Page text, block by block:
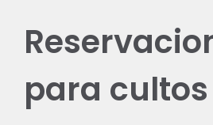
para